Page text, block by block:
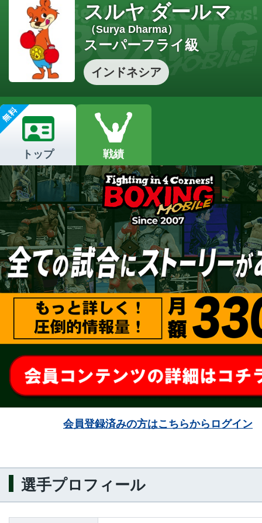
スルヤ ダールマ
（Surya Dharma）
スーパーフライ級
インドネシア
トップ 戦績
会員登録済みの方はこちらからログイン
選手プロフィール